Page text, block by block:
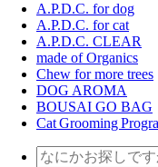
A.P.D.C. for dog
A.P.D.C. for cat
A.P.D.C. CLEAR
made of Organics
Chew for more trees
DOG AROMA
BOUSAI GO BAG
Cat Grooming